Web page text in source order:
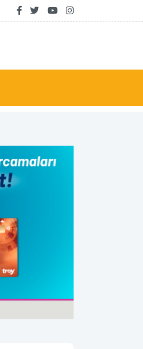
negatif seyir